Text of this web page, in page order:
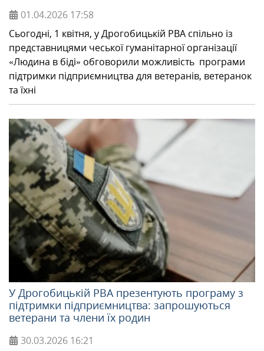
01.04.2026 17:58
Сьогодні, 1 квітня, у Дрогобицькій РВА спільно із
представницями чеської гуманітарної організації
«Людина в біді» обговорили можливість програми
підтримки підприємництва для ветеранів, ветеранок
та їхні
У Дрогобицькій РВА презентують програму з
підтримки підприємництва: запрошуються
ветерани та члени їх родин
30.03.2026 16:21